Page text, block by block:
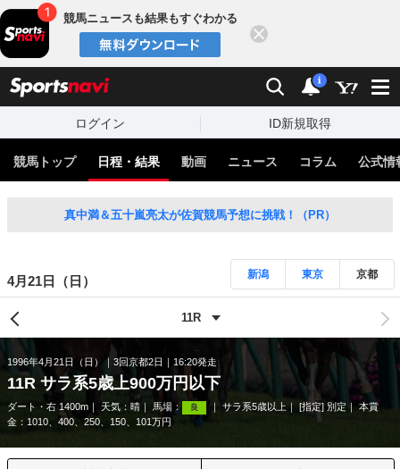
競馬ニュースも結果もすぐわかる
検索 通知
i
ログイン ID新規取得
競馬トップ 日程・結果 動画 ニュース コラム 公式情
真中満＆五十嵐亮太が佐賀競馬予想に挑戦！（PR）
4月21日（日） 新潟 東京 京都
1996年4月21日（日） 3回京都2日 16:20発走
11R サラ系5歳上900万円以下
ダート・右 1400m 天気： 晴 馬場： 良 サラ系5歳以上 [指定] 別定
本賞
金：1010、400、250、150、101万円